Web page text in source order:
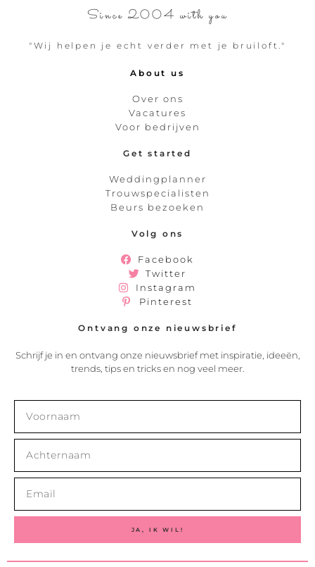
Since 2004 with you
"Wij helpen je echt verder met je bruiloft."
About us
Over ons
Vacatures
Voor bedrijven
Get started
Weddingplanner
Trouwspecialisten
Beurs bezoeken
Volg ons
Facebook
Twitter
Instagram
Pinterest
Ontvang onze nieuwsbrief
Schrijf je in en ontvang onze nieuwsbrief met inspiratie, ideeën,
trends, tips en tricks en nog veel meer.
JA, IK WIL!